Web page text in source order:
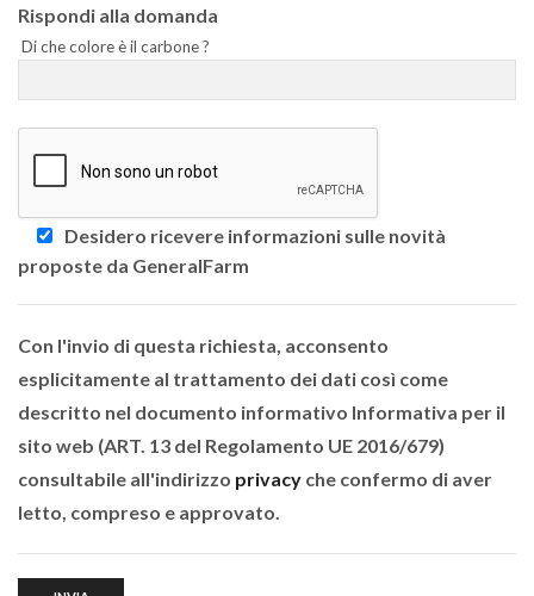
Rispondi alla domanda
Di che colore è il carbone ?
Desidero ricevere informazioni sulle novità
proposte da GeneralFarm
Con l'invio di questa richiesta, acconsento
esplicitamente al trattamento dei dati così come
descritto nel documento informativo Informativa per il
sito web (ART. 13 del Regolamento UE 2016/679)
consultabile all'indirizzo privacy che confermo di aver
letto, compreso e approvato.